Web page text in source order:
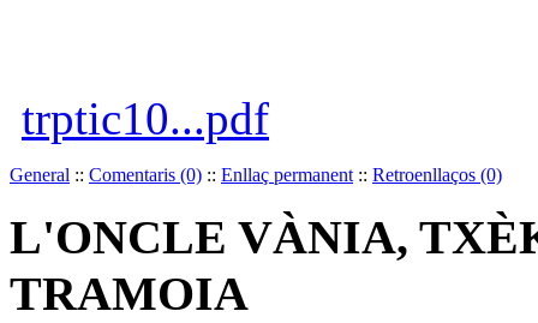
trptic10...pdf
General :: Comentaris (0) :: Enllaç permanent :: Retroenllaços (0)
L'ONCLE VÀNIA,
TRAMOIA